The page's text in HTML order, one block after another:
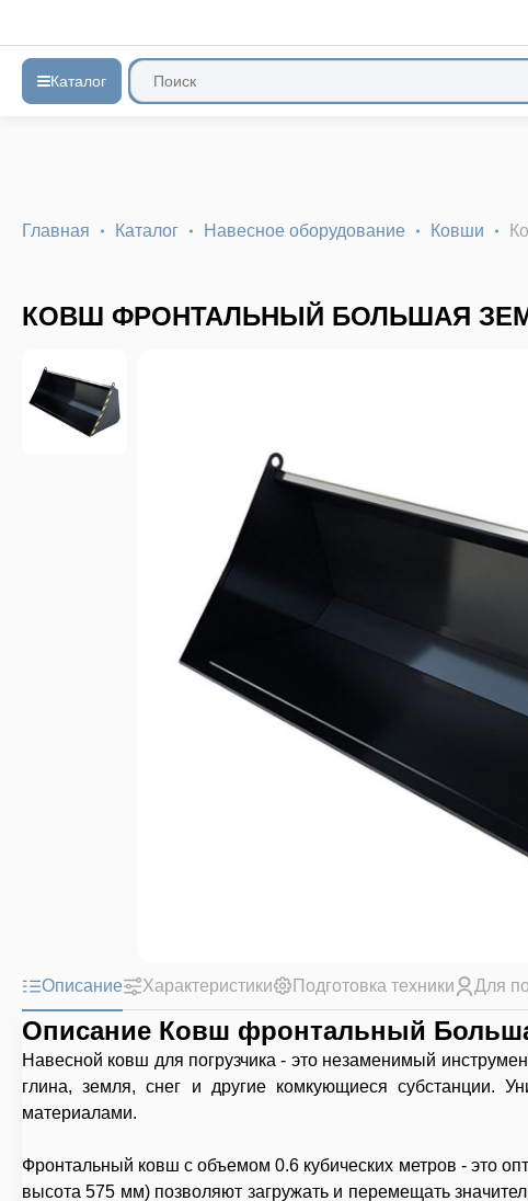
Каталог
Главная Каталог Навесное оборудование Ковши
КОВШ ФРОНТАЛЬНЫЙ БОЛЬШАЯ
Описание Характеристики Подготовка техники Для
Описание Ковш фронтальный
Навесной ковш для погрузчика - это незаменимый
глина, земля, снег и другие комкующиеся субстанции.
материалами.
Фронтальный ковш с объемом 0.6 кубических метров - это
высота 575 мм) позволяют загружать и перемещать